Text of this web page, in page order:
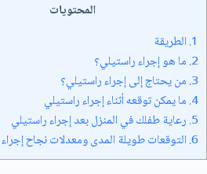
المحتويات
1. الطريقة
2. ما هو إجراء راستيلي؟
3. من يحتاج إلى إجراء راستيلي؟
4. ما يمكن توقعه أثناء إجراء راستيلي
5. رعاية طفلك في المنزل بعد إجراء راستيلي
6. التوقعات طويلة المدى ومعدلات نجاح إجراء Rastelli